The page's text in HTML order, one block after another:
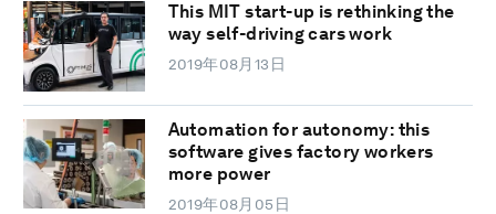
This MIT start-up is rethinking the
way self-driving cars work
2019年08月13日
Automation for autonomy: this
software gives factory workers
more power
2019年08月05日